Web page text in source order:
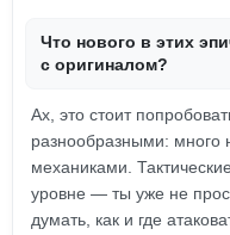
Что нового в этих
с оригиналом?
Ах, это стоит
разнообразными: много
механиками.
уровне — ты уже не
думать, как и где